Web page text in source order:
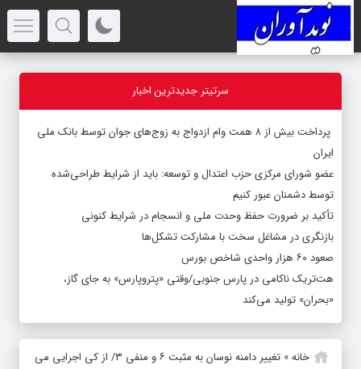
سرتیتر جدیدترین اخبار
پرداخت بیش از ۸ همت وام ازدواج به زوج‌های جوان توسط بانک ملی
ایران
عضو شورای مرکزی حزب اعتدال و توسعه: باید از شرایط طراحی‌شده
توسط دشمنان عبور کنیم
تأکید بر ضرورت حفظ وحدت ملی و انسجام در شرایط کنونی
بازنگری در مشاغل سخت با مشارکت تشکل‌ها
صعود ۶۰ هزار واحدی شاخص بورس
هت‌تریک ناکامی در پارس جنوبی/وقتی «پتروپارس» به جای گاز،
«بحران» تولید می‌کند
خانه»
تغییر دامنه نوسان به مثبت ۶ و منفی ۳/ از کی اجرایی می